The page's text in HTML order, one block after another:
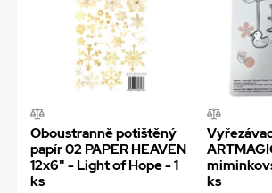
Oboustranně potištěný
papír 02 PAPER HEAVEN
12x6" - Light of Hope - 1
ks
ks